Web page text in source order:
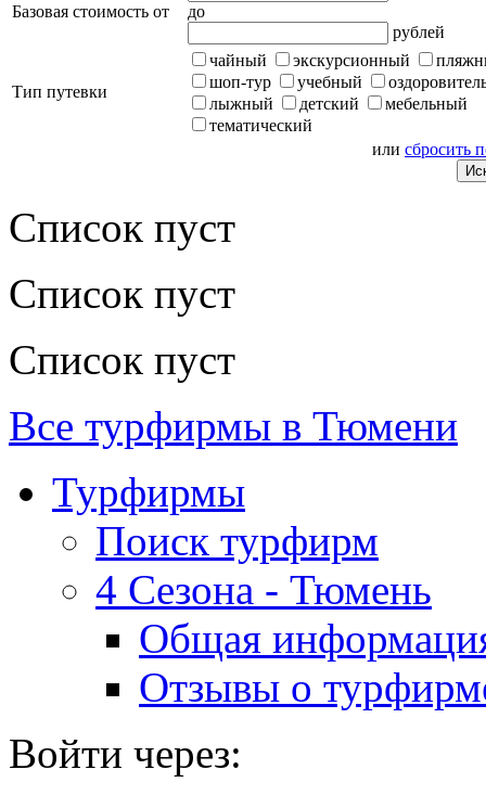
Базовая стоимость от
до
рублей
Тип путевки
чайный экскурсионный
шоп-тур
учебный
лыжный
детский
мебельный
тематический
или сбросить
Список пуст
Список пуст
Список пуст
Все турфирмы в Тюмени
Турфирмы
Поиск турфирм
4 Сезона - Тюмень
Общая
Отзывы о
Войти через: